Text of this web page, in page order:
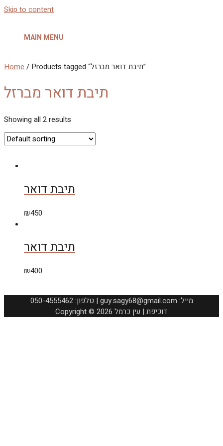
Skip to content
MAIN MENU
Home / Products tagged “תיבת דואר מברזל”
תיבת דואר מברזל
Showing all 2 results
תיבת דואר
₪450
תיבת דואר
₪400
050-4555462 :טלפון | guy.sagy68@gmail.com :מייל
Copyright © 2026 דוכיפת | עין כרמל